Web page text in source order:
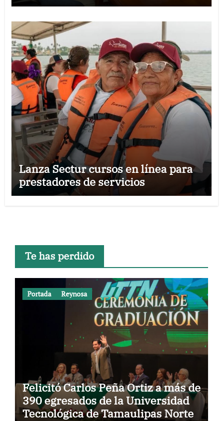
Lanza Sectur cursos en línea para
prestadores de servicios
Te has perdido
Portada Reynosa
Felicitó Carlos Peña Ortiz a más de
390 egresados de la Universidad
Tecnológica de Tamaulipas Norte